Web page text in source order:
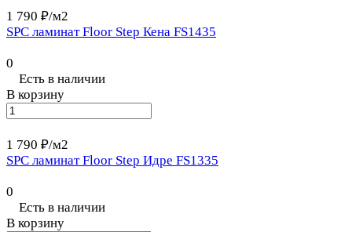
1 790 ₽/м2
SPC ламинат Floor Step Кена FS1435
0
Есть в наличии
В корзину
1 790 ₽/м2
SPC ламинат Floor Step Идре FS1335
0
Есть в наличии
В корзину